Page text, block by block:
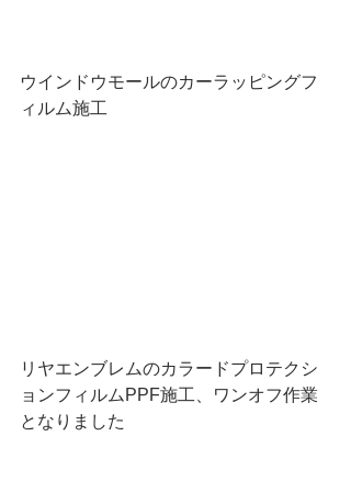
ウインドウモールのカーラッピングフ
ィルム施工
リヤエンブレムのカラードプロテクシ
ョンフィルムPPF施工、ワンオフ作業
となりました